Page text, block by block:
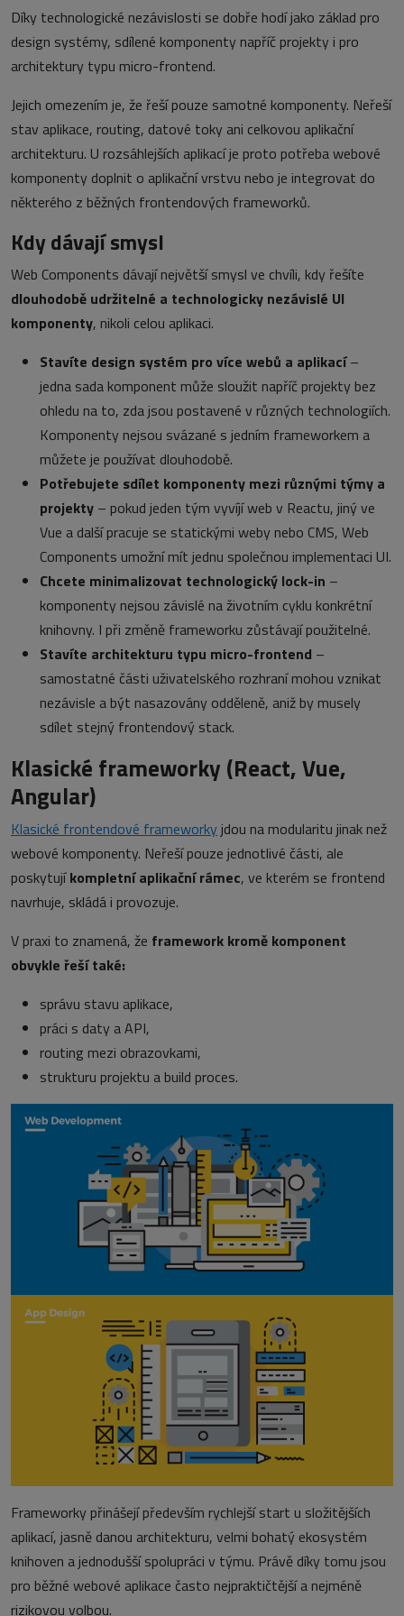
Díky technologické nezávislosti se dobře hodí jako základ pro
design systémy, sdílené komponenty napříč projekty i pro
architektury typu micro-frontend.
Jejich omezením je, že řeší pouze samotné komponenty. Neřeší
stav aplikace, routing, datové toky ani celkovou aplikační
architekturu. U rozsáhlejších aplikací je proto potřeba webové
komponenty doplnit o aplikační vrstvu nebo je integrovat do
některého z běžných frontendových frameworků.
Kdy dávají smysl
Web Components dávají největší smysl ve chvíli, kdy řešíte
dlouhodobě udržitelné a technologicky nezávislé UI
komponenty, nikoli celou aplikaci.
Stavíte design systém pro více webů a aplikací–
jedna sada komponent může sloužit napříč projekty bez
ohledu na to, zda jsou postavené v různých technologiích.
Komponenty nejsou svázané s jedním frameworkem a
můžete je používat dlouhodobě.
Potřebujete sdílet komponenty mezi různými týmy a
projekty – pokud jeden tým vyvíjí web v Reactu, jiný ve
Vue a další pracuje se statickými weby nebo CMS, Web
Components umožní mít jednu společnou implementaci UI.
Chcete minimalizovat technologický lock-in –
komponenty nejsou závislé na životním cyklu konkrétní
knihovny. I při změně frameworku zůstávají použitelné.
Stavíte architekturu typu micro-frontend –
samostatné části uživatelského rozhraní mohou vznikat
nezávisle a být nasazovány odděleně, aniž by musely
sdílet stejný frontendový stack.
Klasické frameworky (React, Vue,
Angular)
Klasické frontendové frameworkyjdou na modularitu jinak než
webové komponenty. Neřeší pouze jednotlivé části, ale
poskytujíkompletní aplikační rámec, ve kterém se frontend
navrhuje, skládá i provozuje.
V praxi to znamená, že framework kromě komponent
obvykle řeší také:
správu stavu aplikace,
práci s daty a API,
routing mezi obrazovkami,
strukturu projektu a build proces.
Frameworky přinášejí především rychlejší start u složitějších
aplikací, jasně danou architekturu, velmi bohatý ekosystém
knihoven a jednodušší spolupráci v týmu. Právě díky tomu jsou
pro běžné webové aplikace často nejpraktičtější a nejméně
rizikovou volbou.